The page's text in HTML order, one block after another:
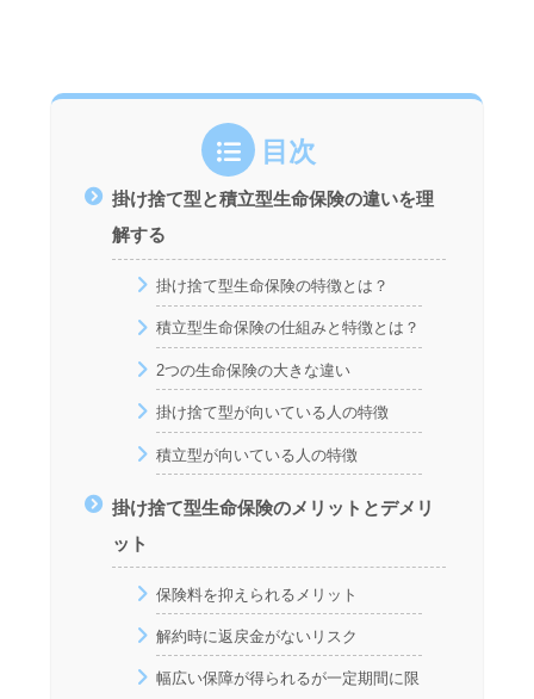
目次
掛け捨て型と積立型生命保険の違いを理
解する
掛け捨て型生命保険の特徴とは？
積立型生命保険の仕組みと特徴とは？
2つの生命保険の大きな違い
掛け捨て型が向いている人の特徴
積立型が向いている人の特徴
掛け捨て型生命保険のメリットとデメリ
ット
保険料を抑えられるメリット
解約時に返戻金がないリスク
幅広い保障が得られるが一定期間に限